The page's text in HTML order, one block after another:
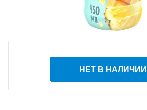
НЕТ В НАЛИЧИИ